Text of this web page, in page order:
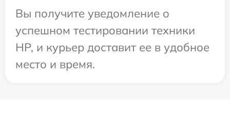
Вы получите уведомление о
успешном тестировании техники
HP, и курьер доставит ее в удобное
место и время.